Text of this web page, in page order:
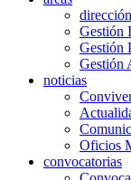
dirección
Gestión
Gestión
Gestión
noticias
Oficios
convocatorias